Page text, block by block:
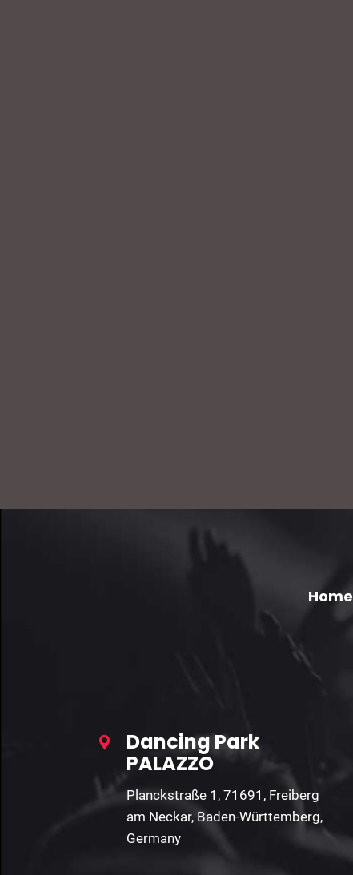
Home
Dancing Park
PALAZZO
Planckstraße 1, 71691, Freiberg
am Neckar, Baden-Württemberg,
Germany